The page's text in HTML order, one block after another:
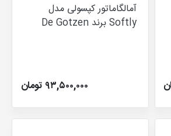
آمالگاماتور کپسولی مدل
Softly برند De Gotzen
۹۳,۵۰۰,۰۰۰ تومان